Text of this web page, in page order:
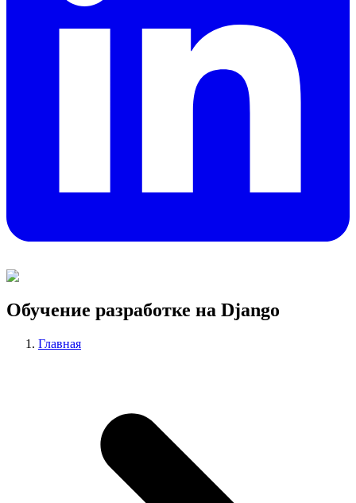
Обучение разработке на Django
Главная